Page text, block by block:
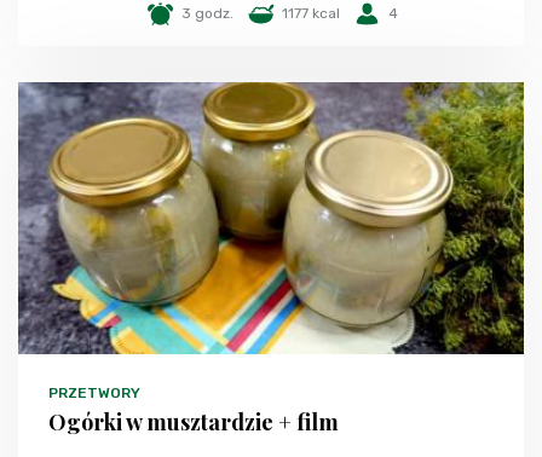
3 godz. 1177 kcal 4
PRZETWORY
Ogórki w musztardzie + film